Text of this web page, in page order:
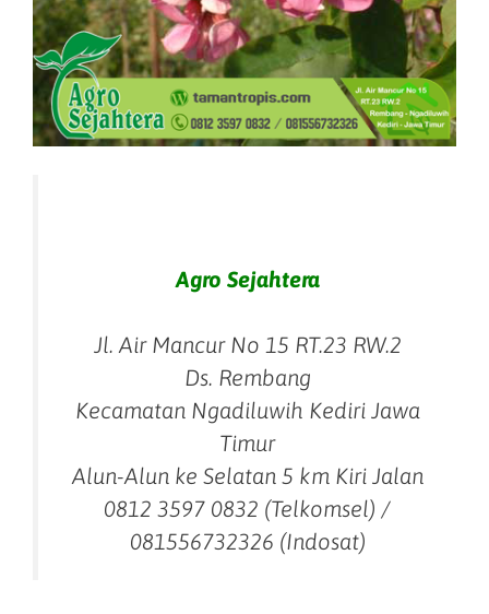
Agro Sejahtera
Jl. Air Mancur No 15 RT.23 RW.2
Ds. Rembang
Kecamatan Ngadiluwih Kediri Jawa
Timur
Alun-Alun ke Selatan 5 km Kiri Jalan
0812 3597 0832 (Telkomsel) /
081556732326 (Indosat)